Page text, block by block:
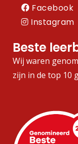
Facebook
Instagram
Beste
Wij waren
zijn in de top 10